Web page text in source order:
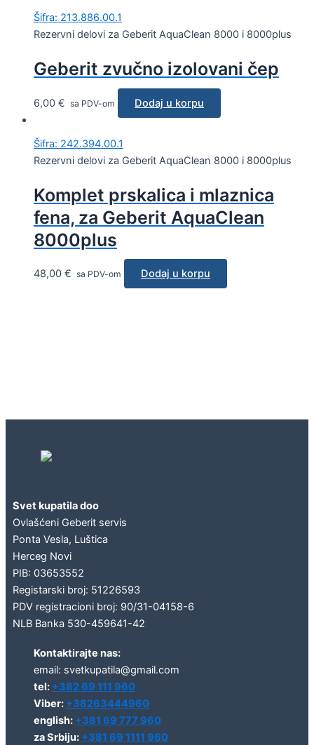
Šifra: 213.886.00.1
Rezervni delovi za Geberit AquaClean 8000 i 8000plus
Geberit zvučno izolovani čep
6,00 € sa PDV-om Dodaj u korpu
Šifra: 242.394.00.1
Rezervni delovi za Geberit AquaClean 8000 i 8000plus
Komplet prskalica i mlaznica
fena, za Geberit AquaClean
8000plus
48,00 € sa PDV-om Dodaj u korpu
Svet kupatila doo
Ovlašćeni Geberit servis
Ponta Vesla, Luštica
Herceg Novi
PIB: 03653552
Registarski broj: 51226593
PDV registracioni broj: 90/31-04158-6
NLB Banka 530-459641-42
Kontaktirajte nas:
email: svetkupatila@gmail.com
tel: +382 69 111 960
Viber: +38263444960
english: +381 69 777 960
za Srbiju: +381 69 1111 960